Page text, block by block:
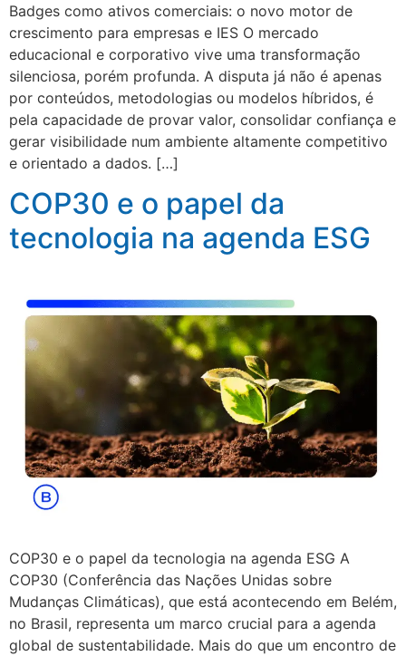
Badges como ativos comerciais: o novo motor de
crescimento para empresas e IES O mercado
educacional e corporativo vive uma transformação
silenciosa, porém profunda. A disputa já não é apenas
por conteúdos, metodologias ou modelos híbridos, é
pela capacidade de provar valor, consolidar confiança e
gerar visibilidade num ambiente altamente competitivo
e orientado a dados. […]
COP30 e o papel da
tecnologia na agenda ESG
COP30 e o papel da tecnologia na agenda ESG A
COP30 (Conferência das Nações Unidas sobre
Mudanças Climáticas), que está acontecendo em Belém,
no Brasil, representa um marco crucial para a agenda
global de sustentabilidade. Mais do que um encontro de